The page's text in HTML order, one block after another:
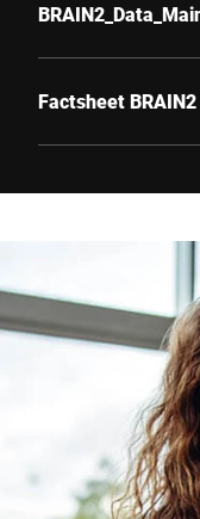
Factsheet BRAIN2